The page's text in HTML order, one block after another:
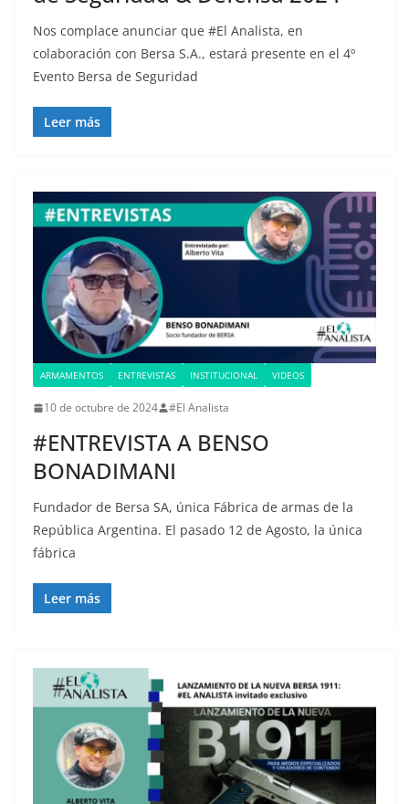
Nos complace anunciar que #El Analista, en
colaboración con Bersa S.A., estará presente en el 4º
Evento Bersa de Seguridad
Leer más
ARMAMENTOS ENTREVISTAS INSTITUCIONAL VIDEOS
10 de octubre de 2024 #El Analista
#ENTREVISTA A BENSO
BONADIMANI
Fundador de Bersa SA, única Fábrica de armas de la
República Argentina. El pasado 12 de Agosto, la única
fábrica
Leer más